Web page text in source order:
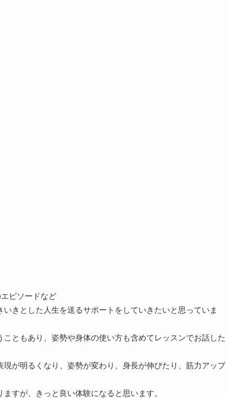
ピソードなど
いきとした人生を送るサポートをしていきたいと思っていま
こともあり、姿勢や身体の使い方も含めてレッスンでお話した
が明るくなり、 姿勢が変わり、身長が伸びたり、筋力アップ
ますが、きっと良 い体験になると思います。